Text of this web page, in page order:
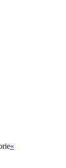
«